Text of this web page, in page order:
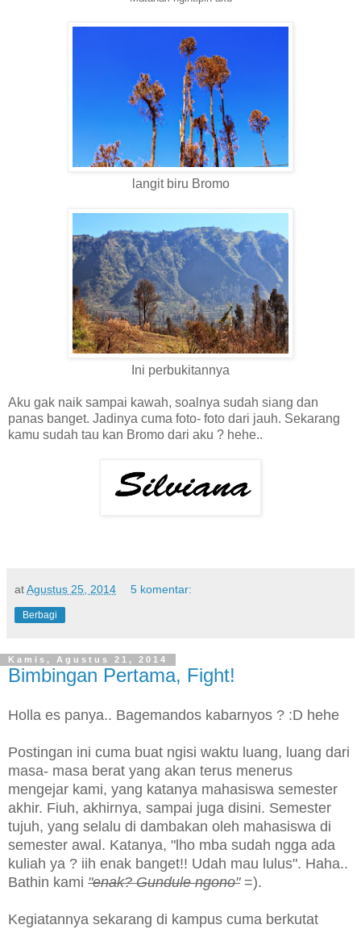
langit biru Bromo
Ini perbukitannya
Aku gak naik sampai kawah, soalnya sudah siang dan
panas banget. Jadinya cuma foto- foto dari jauh. Sekarang
kamu sudah tau kan Bromo dari aku ? hehe..
atAgustus 25, 2014 5 komentar:
Berbagi
Kamis, Agustus 21, 2014
Bimbingan Pertama, Fight!
Holla es panya.. Bagemandos kabarnyos ? :D hehe
Postingan ini cuma buat ngisi waktu luang, luang dari
masa- masa berat yang akan terus menerus
mengejar kami, yang katanya mahasiswa semester
akhir. Fiuh, akhirnya, sampai juga disini. Semester
tujuh, yang selalu di dambakan oleh mahasiswa di
semester awal. Katanya, "lho mba sudah ngga ada
kuliah ya ? iih enak banget!! Udah mau lulus". Haha..
Bathin kami "enak? Gundule ngono"=).
Kegiatannya sekarang di kampus cuma berkutat